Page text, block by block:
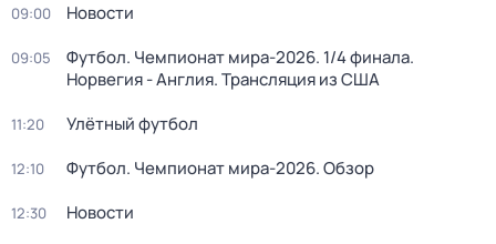
09:00 Новости
09:05
Футбол. Чемпионат мира-2026. 1/4 финала.
Норвегия - Англия. Трансляция из США
11:20 Улётный футбол
12:10 Футбол. Чемпионат мира-2026. Обзор
12:30 Новости